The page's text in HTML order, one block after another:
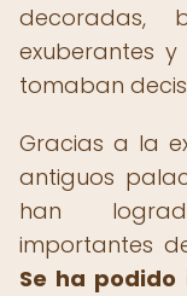
decoradas,
exuberantes
tomaban
Gracias a la
antiguos
han
importantes
Se ha